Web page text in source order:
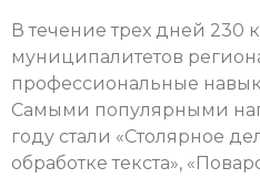
В течение трех дней 230
муниципалитетов
профессиональные
Самыми популярными
году стали «Столярное
обработке текста»,